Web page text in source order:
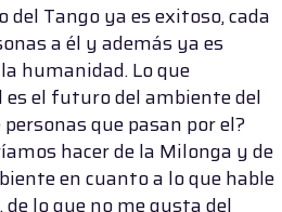
del Tango ya es exitoso, cada
a él y además ya es
humanidad. Lo que
es el futuro del ambiente del
que pasan por el?
hacer de la Milonga y de
en cuanto a lo que hable
lo que no me gusta del